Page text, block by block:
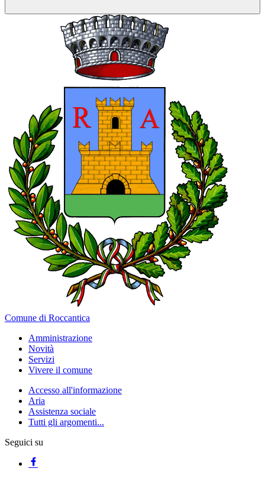
Comune di Roccantica
Amministrazione
Novità
Servizi
Vivere il comune
Accesso all'informazione
Aria
Assistenza sociale
Tutti gli argomenti...
Seguici su